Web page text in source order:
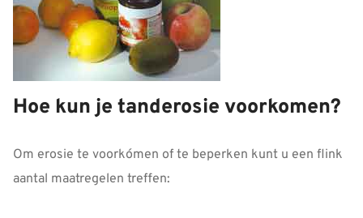
Hoe kun je tanderosie voorkomen?
Om erosie te voorkómen of te beperken kunt u een flink
aantal maatregelen treffen: